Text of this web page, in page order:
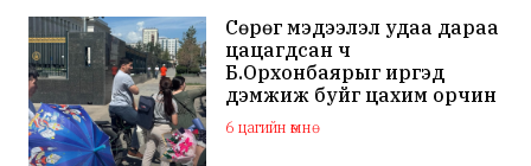
Сөрөг мэдээлэл удаа дараа
цацагдсан ч
Б.Орхонбаярыг иргэд
дэмжиж буйг цахим орчин
дахь сэтгэгдэл харууллаа
6 цагийн өмнө